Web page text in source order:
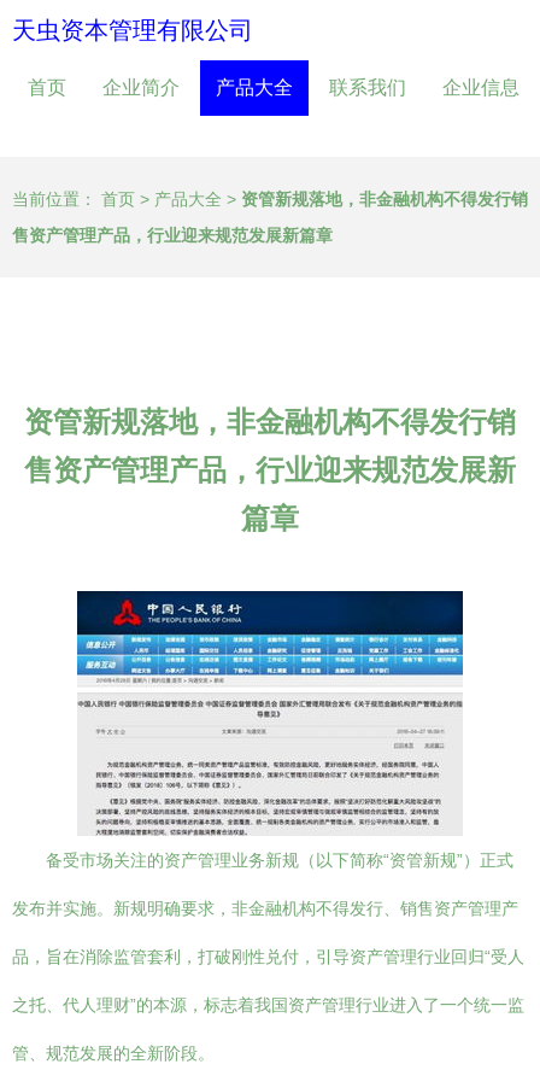
天虫资本管理有限公司
首页 企业简介 产品大全 联系我们 企业信息
当前位置： 首页 > 产品大全 > 资管新规落地，非金融机构不得发行销
售资产管理产品，行业迎来规范发展新篇章
资管新规落地，非金融机构不得发行销
售资产管理产品，行业迎来规范发展新
篇章
备受市场关注的资产管理业务新规（以下简称“资管新规”）正式
发布并实施。新规明确要求，非金融机构不得发行、销售资产管理产
品，旨在消除监管套利，打破刚性兑付，引导资产管理行业回归“受人
之托、代人理财”的本源，标志着我国资产管理行业进入了一个统一监
管、规范发展的全新阶段。